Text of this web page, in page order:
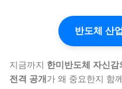
반도체 산
지금까지 한미반도체 자신
전격 공개 가 왜 중요한지 함